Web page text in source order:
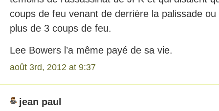
coups de feu venant de derrière la palissade ou
plus de 3 coups de feu.
Lee Bowers l’a même payé de sa vie.
août 3rd, 2012 at 9:37
jean paul